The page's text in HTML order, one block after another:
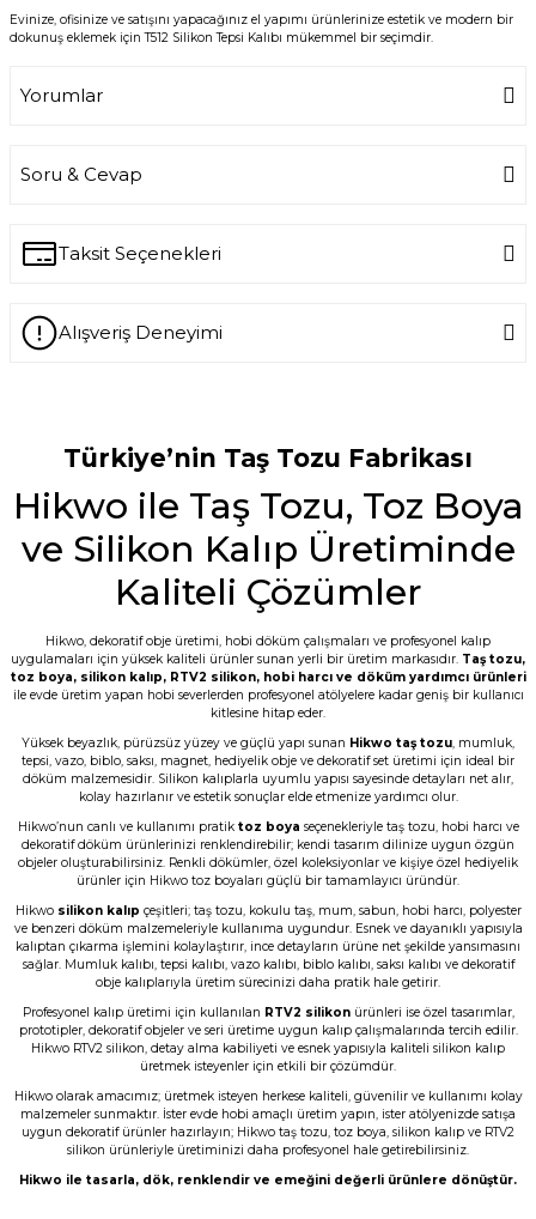
Evinize, ofisinize ve satışını yapacağınız el yapımı ürünlerinize estetik ve modern bir
dokunuş eklemek için T512 Silikon Tepsi Kalıbı mükemmel bir seçimdir.
Yorumlar
Soru & Cevap
Ürün hakkında henüz soru sorulmamış.
Ask a Question
Taksit Seçenekleri
Alışveriş Deneyimi
tozunun kalitesi nasıl çıkacak???
E... M... | 18/07/2026
Öncelikle ürünü çok beğendim. Sipariş ve
ile bilgilendirme geldi. Kargo ďa çabuk
ulaştı. Tozların 5 er kilo paketlenmesi çok
G... D... | 19/06/2026
Taş tozu çok iyi kusursuz ürün elde
ediliyor sevkiyat hızlı
B... A... | 03/06/2026
Memnun kaldım, Ürün gerçekten harika
N... E... | 01/06/2026
Çok başarılı gerçekten.
N... E... | 01/06/2026
Ürün çok güzel hediye için teşekkür
ederim
Firmanın hizmet ve iletişiminden
memnunum
A... G... | 21/04/2026
Türkiye’nin Taş Tozu Fabrikası
Hikwo ile Taş Tozu, Toz Boya
ve Silikon Kalıp Üretiminde
Kaliteli Çözümler
Hikwo, dekoratif obje üretimi, hobi döküm çalışmaları ve profesyonel kalıp
uygulamaları için yüksek kaliteli ürünler sunan yerli bir üretim markasıdır. Taş tozu,
toz boya, silikon kalıp, RTV2 silikon, hobi harcı ve döküm yardımcı ürünleri
ile evde üretim yapan hobi severlerden profesyonel atölyelere kadar geniş bir kullanıcı
kitlesine hitap eder.
Yüksek beyazlık, pürüzsüz yüzey ve güçlü yapı sunan Hikwo taş tozu, mumluk,
tepsi, vazo, biblo, saksı, magnet, hediyelik obje ve dekoratif set üretimi için ideal bir
döküm malzemesidir. Silikon kalıplarla uyumlu yapısı sayesinde detayları net alır,
kolay hazırlanır ve estetik sonuçlar elde etmenize yardımcı olur.
Hikwo’nun canlı ve kullanımı pratik toz boya seçenekleriyle taş tozu, hobi harcı ve
dekoratif döküm ürünlerinizi renklendirebilir; kendi tasarım dilinize uygun özgün
objeler oluşturabilirsiniz. Renkli dökümler, özel koleksiyonlar ve kişiye özel hediyelik
ürünler için Hikwo toz boyaları güçlü bir tamamlayıcı üründür.
Hikwo silikon kalıp çeşitleri; taş tozu, kokulu taş, mum, sabun, hobi harcı, polyester
ve benzeri döküm malzemeleriyle kullanıma uygundur. Esnek ve dayanıklı yapısıyla
kalıptan çıkarma işlemini kolaylaştırır, ince detayların ürüne net şekilde yansımasını
sağlar. Mumluk kalıbı, tepsi kalıbı, vazo kalıbı, biblo kalıbı, saksı kalıbı ve dekoratif
obje kalıplarıyla üretim sürecinizi daha pratik hale getirir.
Profesyonel kalıp üretimi için kullanılan RTV2 silikonürünleri ise özel tasarımlar,
prototipler, dekoratif objeler ve seri üretime uygun kalıp çalışmalarında tercih edilir.
Hikwo RTV2 silikon, detay alma kabiliyeti ve esnek yapısıyla kaliteli silikon kalıp
üretmek isteyenler için etkili bir çözümdür.
Hikwo olarak amacımız; üretmek isteyen herkese kaliteli, güvenilir ve kullanımı kolay
malzemeler sunmaktır. İster evde hobi amaçlı üretim yapın, ister atölyenizde satışa
uygun dekoratif ürünler hazırlayın; Hikwo taş tozu, toz boya, silikon kalıp ve RTV2
silikon ürünleriyle üretiminizi daha profesyonel hale getirebilirsiniz.
Hikwo ile tasarla, dök, renklendir ve emeğini değerli ürünlere dönüştür.